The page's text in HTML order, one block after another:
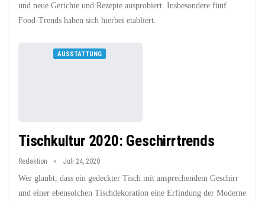
und neue Gerichte und Rezepte ausprobiert. Insbesondere fünf
Food-Trends haben sich hierbei etabliert.
AUSSTATTUNG
Tischkultur 2020: Geschirrtrends
Redaktion Juli 24, 2020
Wer glaubt, dass ein gedeckter Tisch mit ansprechendem Geschirr
und einer ebensolchen Tischdekoration eine Erfindung der Moderne